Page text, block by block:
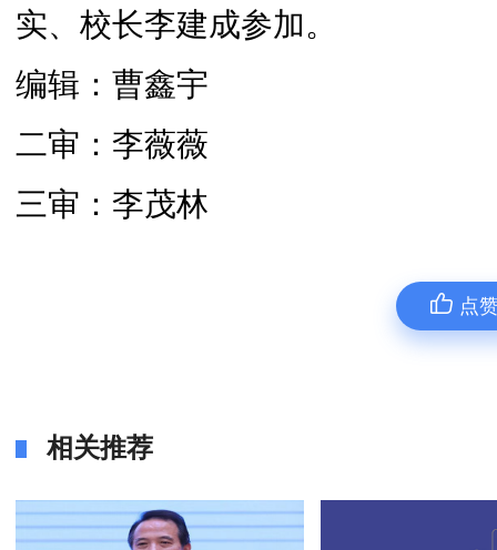
实、校长李建成参加。
编辑：曹鑫宇
二审：李薇薇
三审：李茂林
点
相关推荐